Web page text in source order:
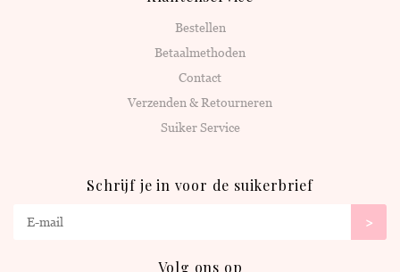
Bestellen
Betaalmethoden
Contact
Verzenden & Retourneren
Suiker Service
Schrijf je in voor de suikerbrief
>
Volg ons op